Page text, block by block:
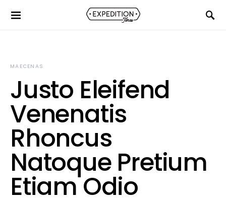
MAECENAS
Justo Eleifend
Venenatis
Rhoncus
Natoque Pretium
Etiam Odio